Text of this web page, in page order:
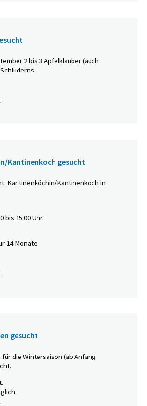
2 bis 3 Apfelklauber (auch
Kantinenkoch gesucht
Kantinenköchin/Kantinenkoch in
bis 15:00 Uhr.
14 Monate.
gesucht
die Wintersaison (ab Anfang